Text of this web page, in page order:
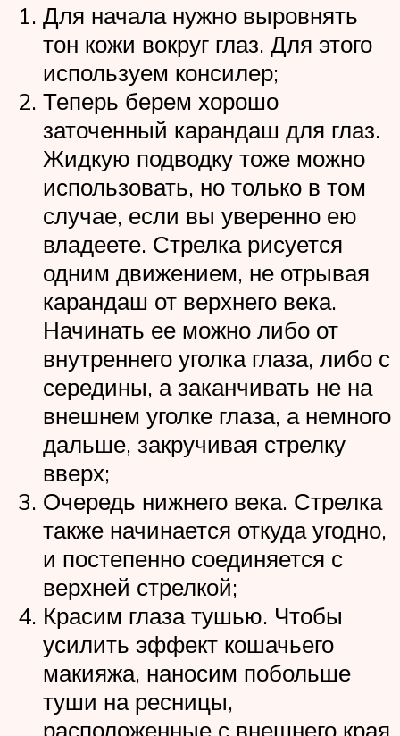
Для начала нужно выровнять
тон кожи вокруг глаз. Для этого
используем консилер;
Теперь берем хорошо
заточенный карандаш для глаз.
Жидкую подводку тоже можно
использовать, но только в том
случае, если вы уверенно ею
владеете. Стрелка рисуется
одним движением, не отрывая
карандаш от верхнего века.
Начинать ее можно либо от
внутреннего уголка глаза, либо с
середины, а заканчивать не на
внешнем уголке глаза, а немного
дальше, закручивая стрелку
вверх;
Очередь нижнего века. Стрелка
также начинается откуда угодно,
и постепенно соединяется с
верхней стрелкой;
Красим глаза тушью. Чтобы
усилить эффект кошачьего
макияжа, наносим побольше
туши на ресницы,
расположенные с внешнего края